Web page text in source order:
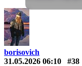
borisovich
31.05.2026 06:10
#38